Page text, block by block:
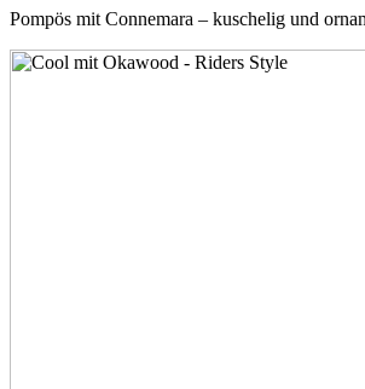
Pompös mit Connemara – kuschelig und